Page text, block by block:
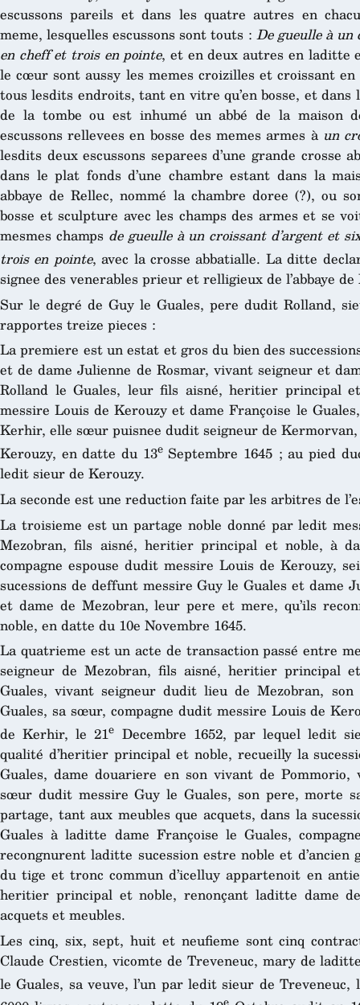
escussons pareils et dans les quatre autres en
meme, lesquelles escussons sont touts : De gueulle à un
en cheff et trois en pointe, et en deux autres en laditte
le cœur sont aussy les memes croizilles et croissant
tous lesdits endroits, tant en vitre qu’en bosse, et
de la tombe ou est inhumé un abbé de la maison
escussons rellevees en bosse des memes armes à un
lesdits deux escussons separees d’une grande crosse
dans le plat fonds d’une chambre estant dans la
abbaye de Rellec, nommé la chambre doree (?), ou
bosse et sculpture avec les champs des armes et se
mesmes champs de gueulle à un croissant d’argent et
trois en pointe, avec la crosse abbatialle. La ditte
signee des venerables prieur et relligieux de l’abbaye
Sur le degré de Guy le Guales, pere dudit Rolland,
rapportes treize pieces :
La premiere est un estat et gros du bien des
et de dame Julienne de Rosmar, vivant seigneur et
Rolland le Guales, leur fils aisné, heritier principal
messire Louis de Kerouzy et dame Françoise le
Kerhir, elle sœur puisnee dudit seigneur de
Kerouzy, en datte du 13eSeptembre 1645 ; au pied
ledit sieur de Kerouzy.
La seconde est une reduction faite par les arbitres de
La troisieme est un partage noble donné par ledit
Mezobran, fils aisné, heritier principal et noble, à
compagne espouse dudit messire Louis de Kerouzy,
sucessions de deffunt messire Guy le Guales et dame
et dame de Mezobran, leur pere et mere, qu’ils
noble, en datte du 10e Novembre 1645.
La quatrieme est un acte de transaction passé entre
seigneur de Mezobran, fils aisné, heritier principal
Guales, vivant seigneur dudit lieu de Mezobran,
Guales, sa sœur, compagne dudit messire Louis de
de Kerhir, le 21e Decembre 1652, par lequel ledit
qualité d’heritier principal et noble, recueilly la
Guales, dame douariere en son vivant de Pommorio,
sœur dudit messire Guy le Guales, son pere, morte
partage, tant aux meubles que acquets, dans la
Guales à laditte dame Françoise le Guales,
recongnurent laditte sucession estre noble et
du tige et tronc commun d’icelluy appartenoit en
heritier principal et noble, renonçant laditte dame
acquets et meubles.
Les cinq, six, sept, huit et neufieme sont cinq
Claude Crestien, vicomte de Treveneuc, mary de
le Guales, sa veuve, l’un par ledit sieur de Treveneuc,